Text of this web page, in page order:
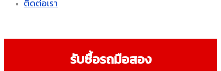
ติดต่อเรา
รับซื้อรถมือสอง